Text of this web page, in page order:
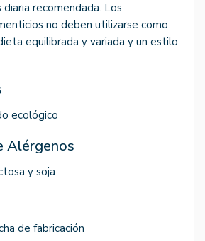
recomendada. Los
no deben utilizarse como
equilibrada y variada y un estilo
ecológico
Alérgenos
y soja
de fabricación